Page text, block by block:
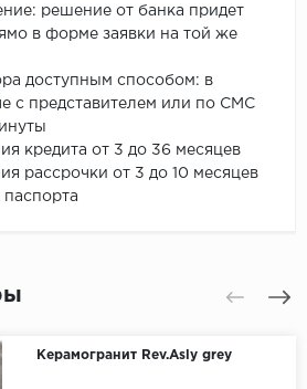
решение от банка придет
в форме заявки на той же
доступным способом: в
с представителем или по СМС
кредита от 3 до 36 месяцев
рассрочки от 3 до 10 месяцев
паспорта
Керамогранит Rev.Asly grey